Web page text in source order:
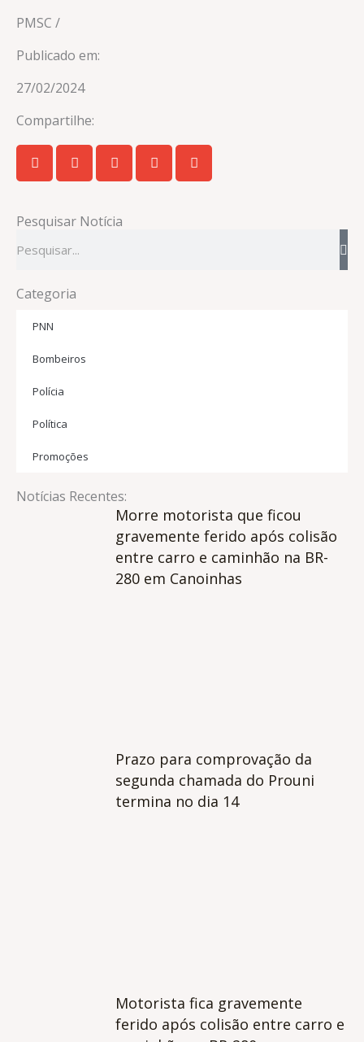
PMSC /
Publicado em:
27/02/2024
Compartilhe:
Pesquisar Notícia
Categoria
PNN
Bombeiros
Polícia
Política
Promoções
Notícias Recentes:
Morre motorista que ficou
gravemente ferido após colisão
entre carro e caminhão na BR-
280 em Canoinhas
Prazo para comprovação da
segunda chamada do Prouni
termina no dia 14
Motorista fica gravemente
ferido após colisão entre carro e